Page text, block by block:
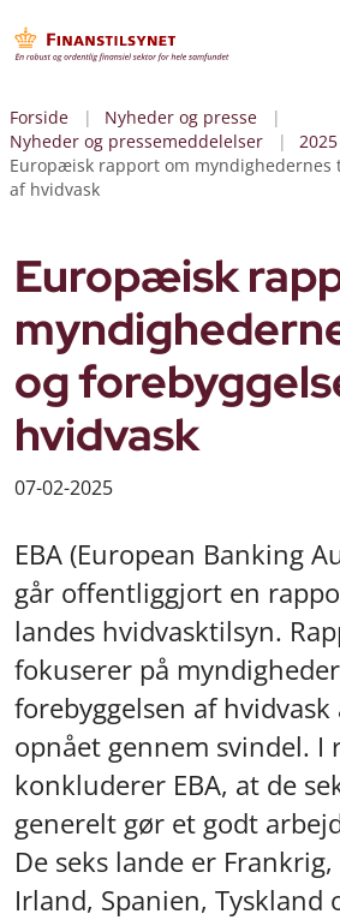
Forside
Nyheder og presse
Nyheder og pressemeddelelser
2025
Europæisk rapport om myndighedernes
af hvidvask
Europæisk
og
hvidvask
07-02-2025
EBA (European Banking
går offentliggjort en
landes hvidvasktilsyn.
fokuserer på
forebyggelsen af
opnået gennem svindel. I
konkluderer EBA, at de
generelt gør et godt
De seks lande er
Irland, Spanien, Tyskland